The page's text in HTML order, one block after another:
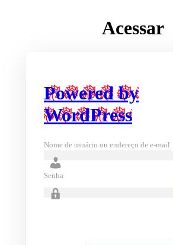
Acessar
Powered by
WordPress
Nome de usuário ou endereço de e-mail
Senha